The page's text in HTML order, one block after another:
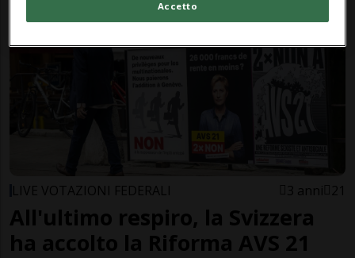
LIVE VOTAZIONI FEDERALI 3 anni 21
All'ultimo respiro, la Svizzera
ha accolto la Riforma AVS 21
Accetto